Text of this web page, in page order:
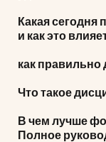
Какая сегодня
и как это
как
Что такое
В чем лучше
Полное